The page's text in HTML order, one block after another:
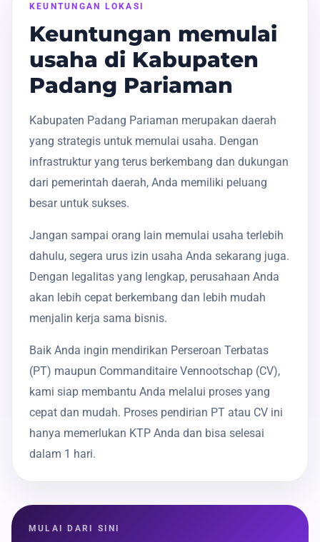
KEUNTUNGAN LOKASI
Keuntungan memulai
usaha di Kabupaten
Padang Pariaman
Kabupaten Padang Pariaman merupakan daerah
yang strategis untuk memulai usaha. Dengan
infrastruktur yang terus berkembang dan dukungan
dari pemerintah daerah, Anda memiliki peluang
besar untuk sukses.
Jangan sampai orang lain memulai usaha terlebih
dahulu, segera urus izin usaha Anda sekarang juga.
Dengan legalitas yang lengkap, perusahaan Anda
akan lebih cepat berkembang dan lebih mudah
menjalin kerja sama bisnis.
Baik Anda ingin mendirikan Perseroan Terbatas
(PT) maupun Commanditaire Vennootschap (CV),
kami siap membantu Anda melalui proses yang
cepat dan mudah. Proses pendirian PT atau CV ini
hanya memerlukan KTP Anda dan bisa selesai
dalam 1 hari.
MULAI DARI SINI